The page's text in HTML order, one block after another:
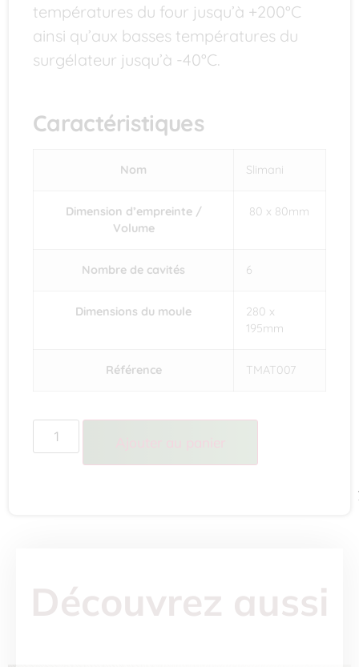
températures du four jusqu’à +200°C
ainsi qu’aux basses températures du
surgélateur jusqu’à -40°C.
Caractéristiques
Nom Slimani
Dimension d’empreinte /
Volume
80 x 80mm
Nombre de cavités 6
Dimensions du moule
280 x
195mm
Référence TMAT007
Découvrez aussi
BIENVENUE !